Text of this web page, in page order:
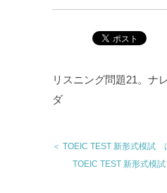
リスニング問題21。ナ
ダ
＜ TOEIC TEST 新形式模試
TOEIC TEST 新形式模